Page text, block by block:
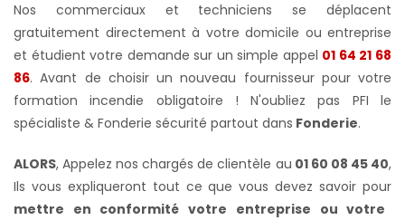
Nos commerciaux et techniciens se déplacent
gratuitement directement à votre domicile ou entreprise
et étudient votre demande sur un simple appel 01 64 21 68
86. Avant de choisir un nouveau fournisseur pour votre
formation incendie obligatoire ! N'oubliez pas PFI le
spécialiste & Fonderie sécurité partout dans Fonderie.
ALORS, Appelez nos chargés de clientèle au 01 60 08 45 40,
Ils vous expliqueront tout ce que vous devez savoir pour
mettre en conformité votre entreprise ou votre